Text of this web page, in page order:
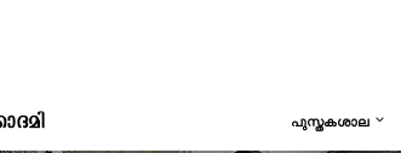
പുസ്തകശാല